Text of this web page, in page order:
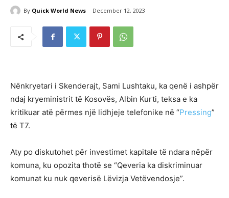
By Quick World News December 12, 2023
Nënkryetari i Skenderajt, Sami Lushtaku, ka qenë i ashpër
ndaj kryeministrit të Kosovës, Albin Kurti, teksa e ka
kritikuar atë përmes një lidhjeje telefonike në “Pressing”
të T7.
Aty po diskutohet për investimet kapitale të ndara nëpër
komuna, ku opozita thotë se “Qeveria ka diskriminuar
komunat ku nuk qeverisë Lëvizja Vetëvendosje”.